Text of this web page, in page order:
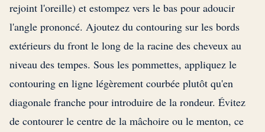
rejoint l'oreille) et estompez vers le bas pour adoucir
l'angle prononcé. Ajoutez du contouring sur les bords
extérieurs du front le long de la racine des cheveux au
niveau des tempes. Sous les pommettes, appliquez le
contouring en ligne légèrement courbée plutôt qu'en
diagonale franche pour introduire de la rondeur. Évitez
de contourer le centre de la mâchoire ou le menton, ce